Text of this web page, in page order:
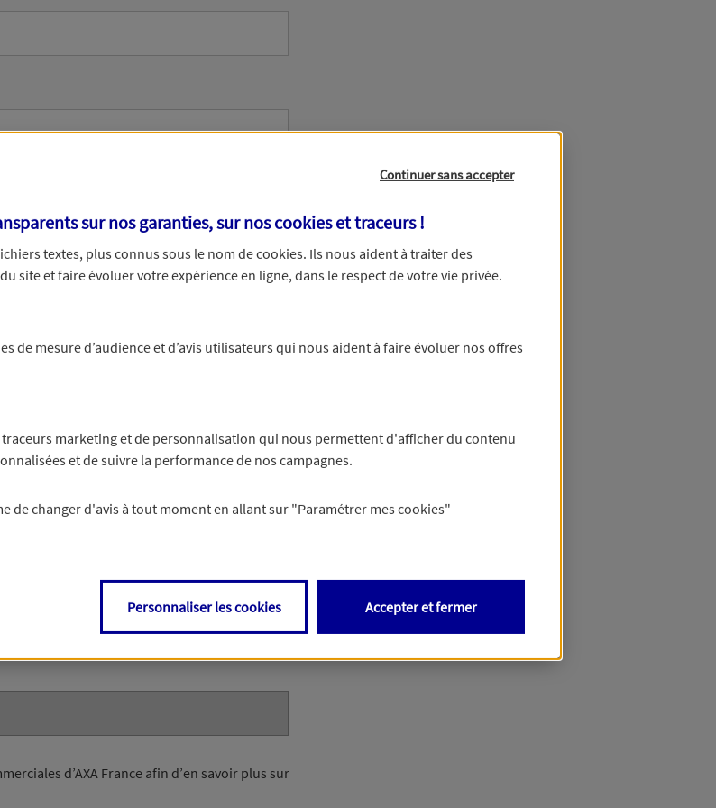
à nos conseillers de vous contacter afin de préciser votre besoin et vous
d’AXA France afin d’en savoir plus sur
Continuer sans accepter
sur nos garanties, sur noscookies et traceurs!
textes, plus connus sous le nom decookies. Ils nous aident à traiter des
site et faire évoluer votre expérience en ligne, dans le respect de votre vie privée.
de mesure d’audience et d’avis utilisateurs qui nous aident à faire évoluer nos offres
marketing et de personnalisation qui nous permettent d'afficher du contenu
et de suivre la performance de nos campagnes.
de changer d'avis à tout moment en allant sur "Paramétrer mes cookies"
Personnaliser les cookies Accepter et fermer